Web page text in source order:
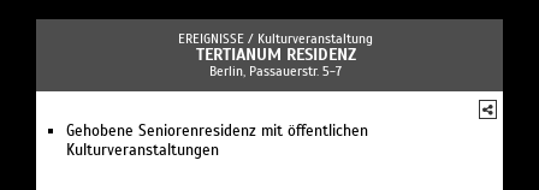
EREIGNISSE / Kulturveranstaltung
TERTIANUM RESIDENZ
Berlin, Passauerstr. 5-7
Gehobene Seniorenresidenz mit öffentlichen
Kulturveranstaltungen